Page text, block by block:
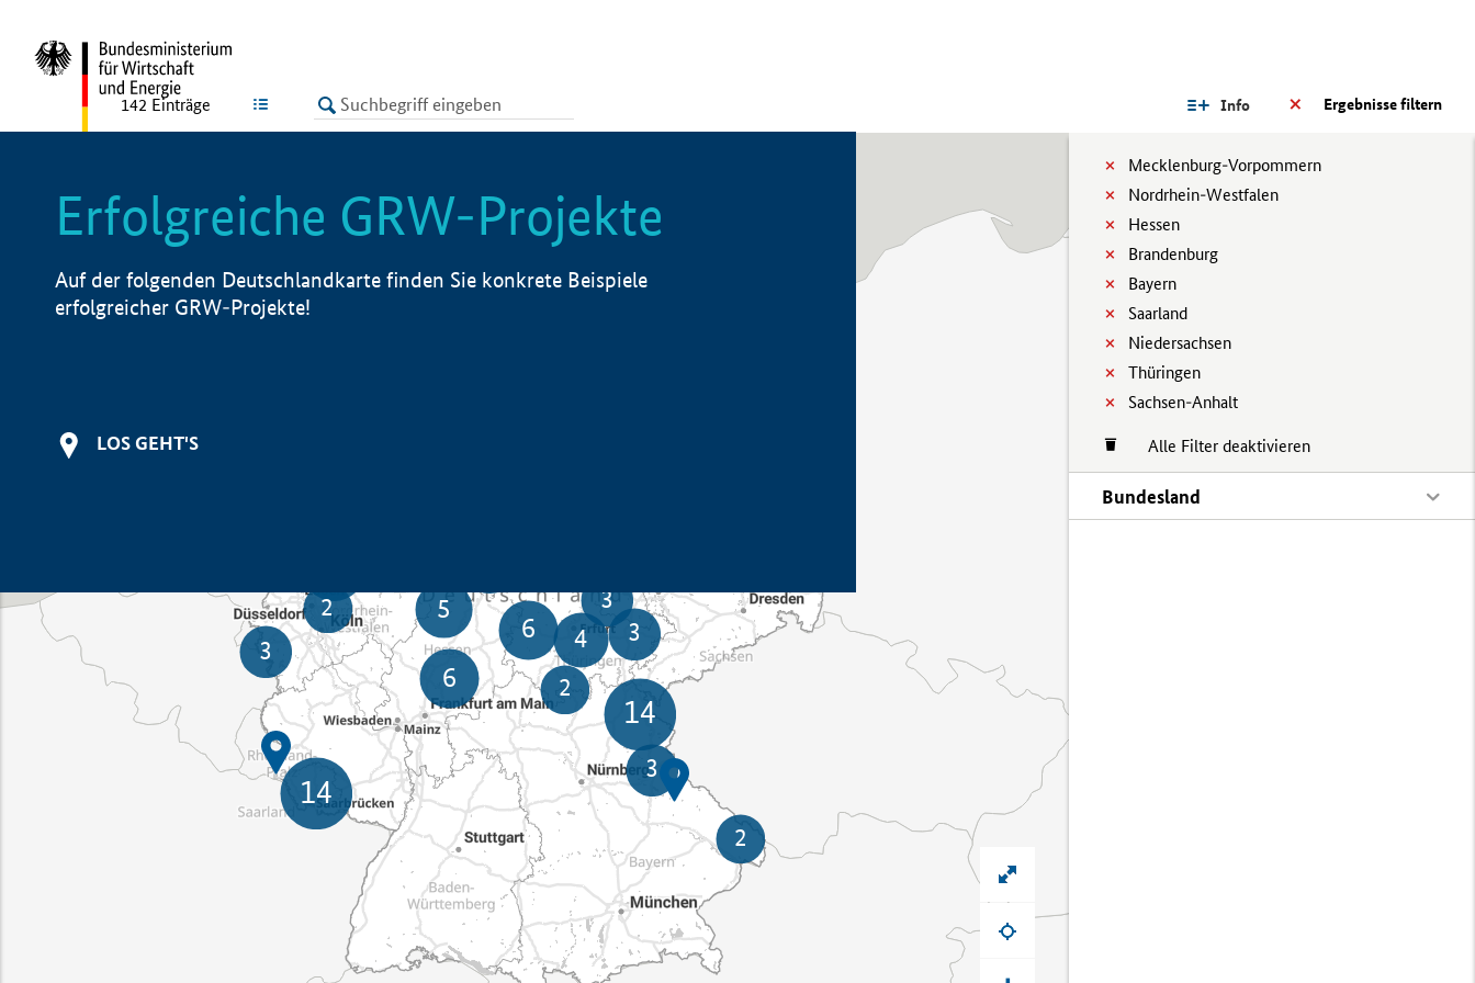
LISTE Ergebnisse filtern
Info
Mecklenburg-Vorpommern
Nordrhein-Westfalen
Hessen
Brandenburg
Bayern
Saarland
Niedersachsen
Thüringen
Sachsen-Anhalt
Alle Filter deaktivieren
Bundesland
142 Einträge
Erfolgreiche GRW-Projekte
Auf der folgenden Deutschlandkarte finden Sie konkrete Beispiele
erfolgreicher GRW-Projekte!
LOS GEHT'S